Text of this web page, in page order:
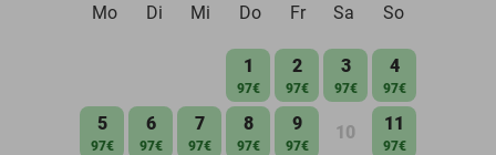
Mo
Di Mi Do Fr Sa So
1
97€
2
97€
3
97€
4
97€
5
97€
6
97€
7
97€
8
97€
9
97€
10 11
97€